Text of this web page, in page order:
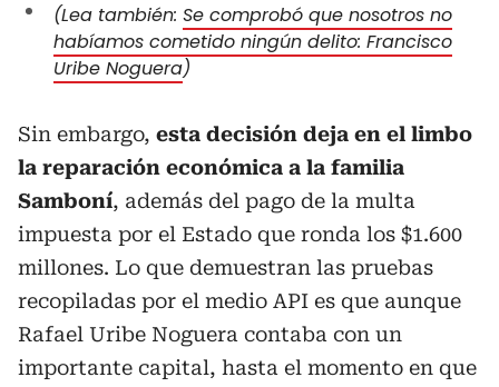
(Lea también: Se comprobó que nosotros no
habíamos cometido ningún delito: Francisco
Uribe Noguera)
Sin embargo, esta decisión deja en el limbo
la reparación económica a la familia
Samboní, además del pago de la multa
impuesta por el Estado que ronda los $1.600
millones. Lo que demuestran las pruebas
recopiladas por el medio API es que aunque
Rafael Uribe Noguera contaba con un
importante capital, hasta el momento en que